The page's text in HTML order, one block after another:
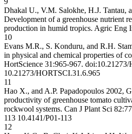
Dhakal U., V.M. Salokhe, H.J. Tantau,
Development of a greenhouse nutrient
production in humid tropics. Agric Eng
10
Evans M.R., S. Konduru, and R.H.
in physical and chemical properties of
HortScience 31:965-967.
10.21273/HORTSCI.31.6.965
11
Hao X., and A.P. Papadopoulos 2002,
productivity of greenhouse tomato
rockwool systems. Can J Plant Sci
113 10.4141/P01-113
12